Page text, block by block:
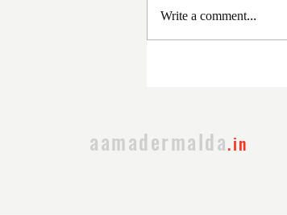
Write a comment...
aamadermalda.in